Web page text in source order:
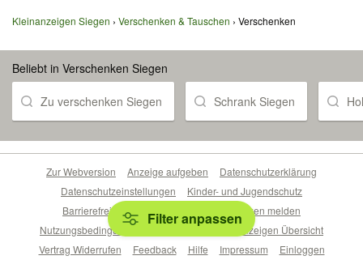
Kleinanzeigen Siegen Verschenken & Tauschen Verschenken
Beliebt in Verschenken Siegen
Zu verschenken Siegen Schrank Siegen
Filter anpassen
Zur Webversion Anzeige aufgeben
Datenschutzerklärung
Datenschutzeinstellungen
Kinder- und Jugendschutz
Barrierefreiheitserklärung
Sicherheitslücken melden
Nutzungsbedingungen
Beliebte Suchen
Anzeigen Übersicht
Vertrag Widerrufen
Feedback Hilfe Impressum Einloggen